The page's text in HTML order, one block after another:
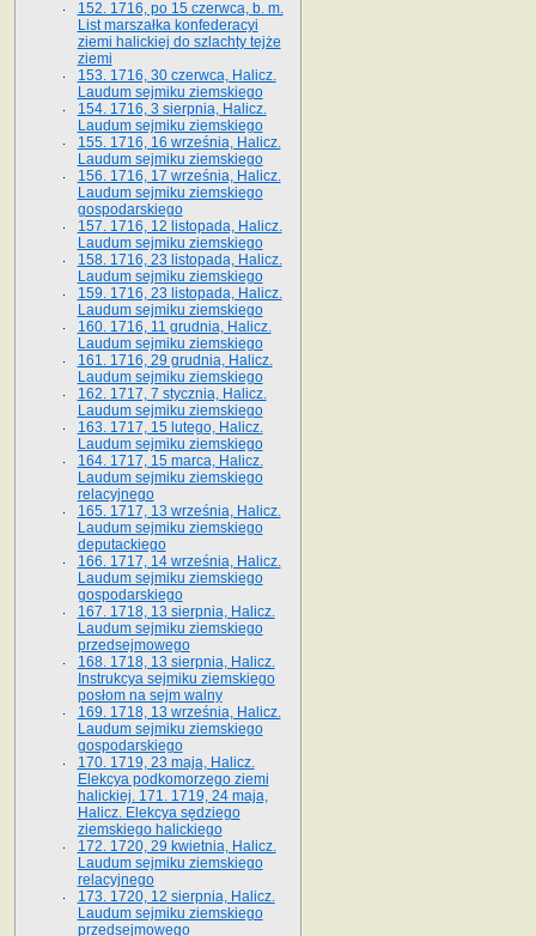
152. 1716, po 15 czerwca, b. m.
List marszałka konfederacyi
ziemi halickiej do szlachty tejże
ziemi
153. 1716, 30 czerwca, Halicz.
Laudum sejmiku ziemskiego
154. 1716, 3 sierpnia, Halicz.
Laudum sejmiku ziemskiego
155. 1716, 16 września, Halicz.
Laudum sejmiku ziemskiego
156. 1716, 17 września, Halicz.
Laudum sejmiku ziemskiego
gospodarskiego
157. 1716, 12 listopada, Halicz.
Laudum sejmiku ziemskiego
158. 1716, 23 listopada, Halicz.
Laudum sejmiku ziemskiego
159. 1716, 23 listopada, Halicz.
Laudum sejmiku ziemskiego
160. 1716, 11 grudnia, Halicz.
Laudum sejmiku ziemskiego
161. 1716, 29 grudnia, Halicz.
Laudum sejmiku ziemskiego
162. 1717, 7 stycznia, Halicz.
Laudum sejmiku ziemskiego
163. 1717, 15 lutego, Halicz.
Laudum sejmiku ziemskiego
164. 1717, 15 marca, Halicz.
Laudum sejmiku ziemskiego
relacyjnego
165. 1717, 13 września, Halicz.
Laudum sejmiku ziemskiego
deputackiego
166. 1717, 14 września, Halicz.
Laudum sejmiku ziemskiego
gospodarskiego
167. 1718, 13 sierpnia, Halicz.
Laudum sejmiku ziemskiego
przedsejmowego
168. 1718, 13 sierpnia, Halicz.
Instrukcya sejmiku ziemskiego
posłom na sejm walny
169. 1718, 13 września, Halicz.
Laudum sejmiku ziemskiego
gospodarskiego
170. 1719, 23 maja, Halicz.
Elekcya podkomorzego ziemi
halickiej. 171. 1719, 24 maja,
Halicz. Elekcya sędziego
ziemskiego halickiego
172. 1720, 29 kwietnia, Halicz.
Laudum sejmiku ziemskiego
relacyjnego
173. 1720, 12 sierpnia, Halicz.
Laudum sejmiku ziemskiego
przedsejmowego